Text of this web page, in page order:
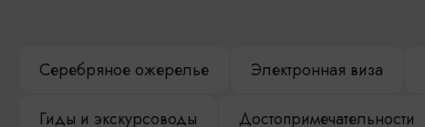
Серебряное ожерелье Электронная виза
Гиды и экскурсоводы Достопримечательности